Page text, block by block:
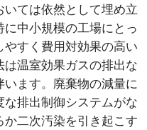
ては依然として埋め立
中小規模の工場にとっ
すく費用対効果の高い
温室効果ガスの排出な
ます。廃棄物の減量に
排出制御システムがな
二次汚染を引き起こす